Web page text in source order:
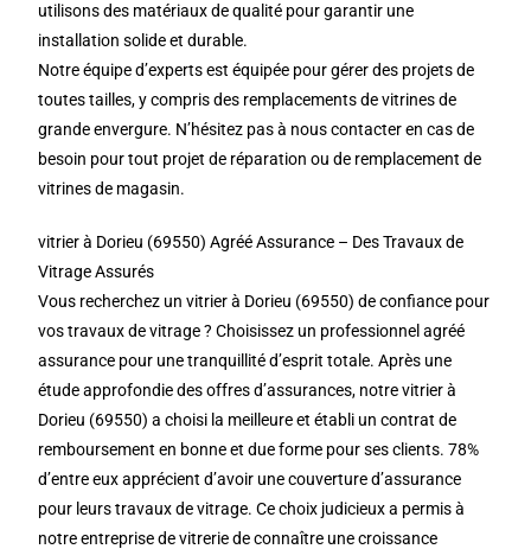
utilisons des matériaux de qualité pour garantir une
installation solide et durable.
Notre équipe d’experts est équipée pour gérer des projets de
toutes tailles, y compris des remplacements de vitrines de
grande envergure. N’hésitez pas à nous contacter en cas de
besoin pour tout projet de réparation ou de remplacement de
vitrines de magasin.
vitrier à Dorieu (69550) Agréé Assurance – Des Travaux de
Vitrage Assurés
Vous recherchez un vitrier à Dorieu (69550) de confiance pour
vos travaux de vitrage ? Choisissez un professionnel agréé
assurance pour une tranquillité d’esprit totale. Après une
étude approfondie des offres d’assurances, notre vitrier à
Dorieu (69550) a choisi la meilleure et établi un contrat de
remboursement en bonne et due forme pour ses clients. 78%
d’entre eux apprécient d’avoir une couverture d’assurance
pour leurs travaux de vitrage. Ce choix judicieux a permis à
notre entreprise de vitrerie de connaître une croissance